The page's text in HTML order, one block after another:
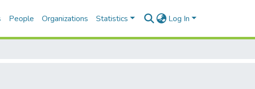
People Organizations Statistics Log In